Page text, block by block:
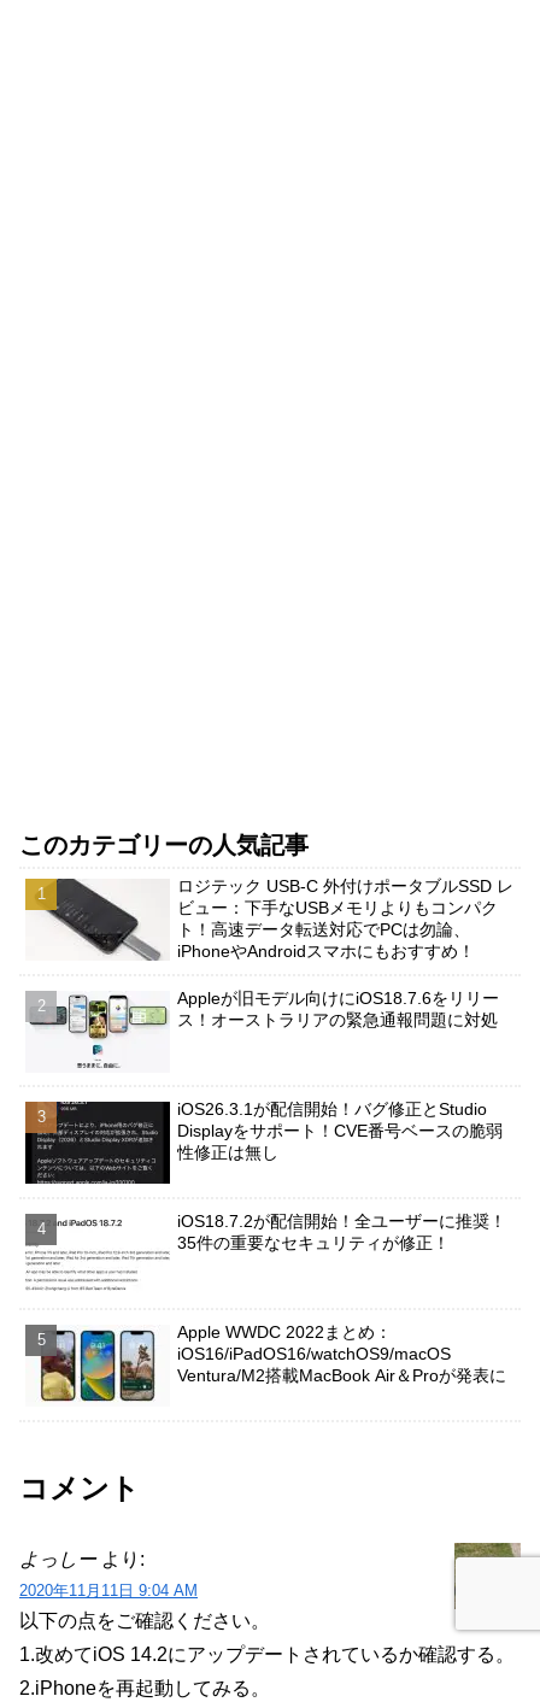
このカテゴリーの人気記事
ロジテック USB-C 外付けポータブルSSD レ
ビュー：下手なUSBメモリよりもコンパク
ト！高速データ転送対応でPCは勿論、
iPhoneやAndroidスマホにもおすすめ！
Appleが旧モデル向けにiOS18.7.6をリリー
ス！オーストラリアの緊急通報問題に対処
iOS26.3.1が配信開始！バグ修正とStudio
Displayをサポート！CVE番号ベースの脆弱
性修正は無し
iOS18.7.2が配信開始！全ユーザーに推奨！
35件の重要なセキュリティが修正！
Apple WWDC 2022まとめ：
iOS16/iPadOS16/watchOS9/macOS
Ventura/M2搭載MacBook Air＆Proが発表に
コメント
よっしー より:
2020年11月11日 9:04 AM
以下の点をご確認ください。
1.改めてiOS 14.2にアップデートされているか確認する。
2.iPhoneを再起動してみる。